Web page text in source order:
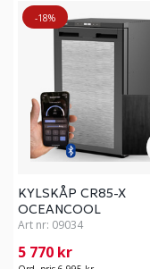
-18%
KYLSKÅP CR85-X
OCEANCOOL
Art nr: 09034
5 770 kr